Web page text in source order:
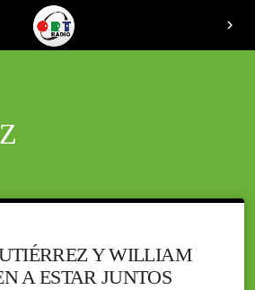
chevron_right
Y WILLIAM
A ESTAR JUNTOS